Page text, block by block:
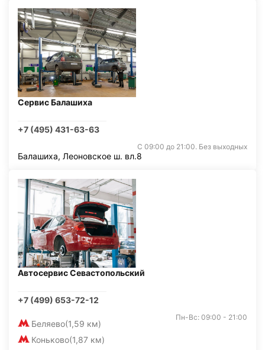
Сервис Балашиха
+7 (495) 431-63-63
С 09:00 до 21:00. Без выходных
Балашиха, Леоновское ш. вл.8
Автосервис Севастопольский
+7 (499) 653-72-12
Беляево(1,59 км)
Коньково(1,87 км)
Пн-Вс: 09:00 - 21:00